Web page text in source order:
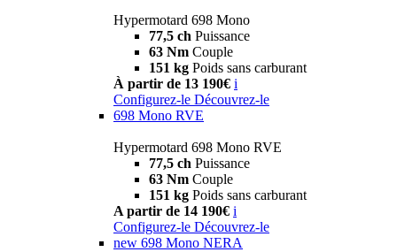
Hypermotard 698 Mono
77,5 ch Puissance
63 Nm Couple
151 kg Poids sans carburant
À partir de 13 190€ i
Configurez-le Découvrez-le
698 Mono RVE
Hypermotard 698 Mono RVE
77,5 ch Puissance
63 Nm Couple
151 kg Poids sans carburant
A partir de 14 190€ i
Configurez-le Découvrez-le
new 698 Mono NERA